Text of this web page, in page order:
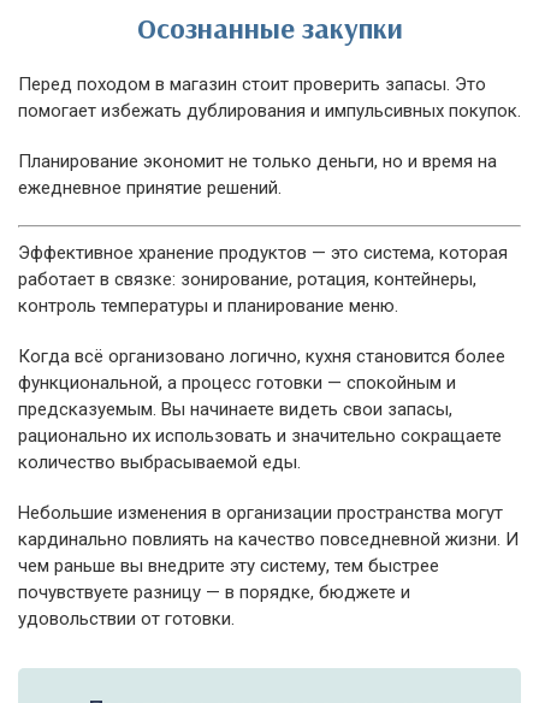
Осознанные закупки
Перед походом в магазин стоит проверить запасы. Это
помогает избежать дублирования и импульсивных покупок.
Планирование экономит не только деньги, но и время на
ежедневное принятие решений.
Эффективное хранение продуктов — это система, которая
работает в связке: зонирование, ротация, контейнеры,
контроль температуры и планирование меню.
Когда всё организовано логично, кухня становится более
функциональной, а процесс готовки — спокойным и
предсказуемым. Вы начинаете видеть свои запасы,
рационально их использовать и значительно сокращаете
количество выбрасываемой еды.
Небольшие изменения в организации пространства могут
кардинально повлиять на качество повседневной жизни. И
чем раньше вы внедрите эту систему, тем быстрее
почувствуете разницу — в порядке, бюджете и
удовольствии от готовки.